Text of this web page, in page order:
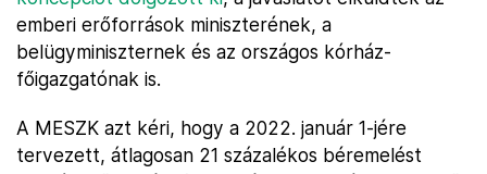
emberi erőforrások miniszterének, a
belügyminiszternek és az országos kórház-
főigazgatónak is.
A MESZK azt kéri, hogy a 2022. január 1-jére
tervezett, átlagosan 21 százalékos béremelést